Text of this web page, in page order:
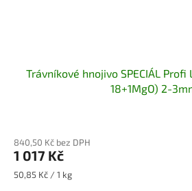
Trávníkové hnojivo SPECIÁL
18+1MgO) 2-
840,50 Kč bez DPH
1 017 Kč
Měrná
50,85 Kč / 1 kg